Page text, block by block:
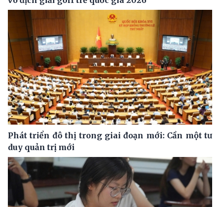
Phát triển đô thị trong giai đoạn mới: Cần một tư
duy quản trị mới